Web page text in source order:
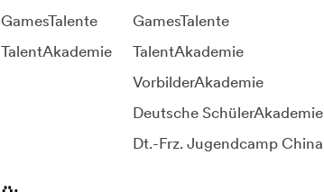
GamesTalente
TalentAkademie
GamesTalente
TalentAkademie
VorbilderAkademie
Deutsche SchülerAkademie
Dt.-Frz. Jugendcamp China